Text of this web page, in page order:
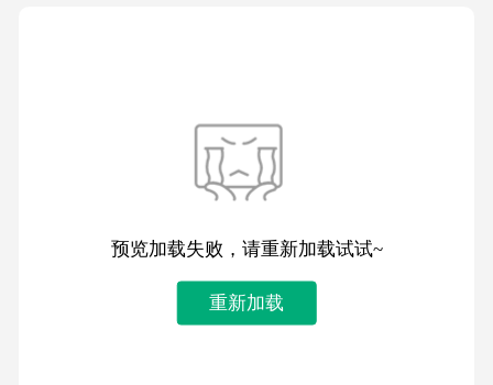
预览加载失败，请重新加载试试~
重新加载